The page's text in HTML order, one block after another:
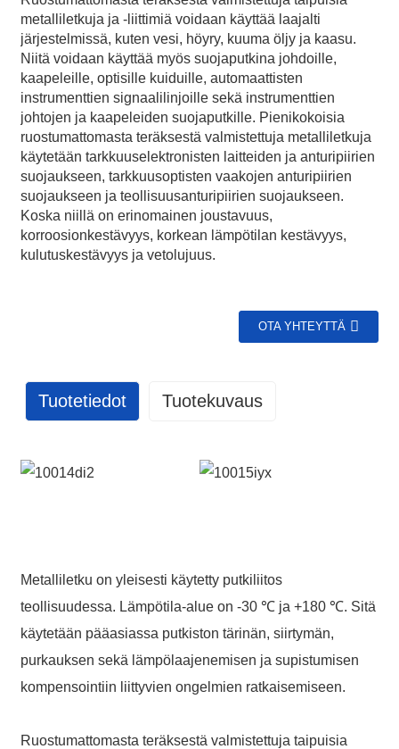
metalliletkuja ja -liittimiä voidaan käyttää laajalti
järjestelmissä, kuten vesi, höyry, kuuma öljy ja kaasu.
Niitä voidaan käyttää myös suojaputkina johdoille,
kaapeleille, optisille kuiduille, automaattisten
instrumenttien signaalilinjoille sekä instrumenttien
johtojen ja kaapeleiden suojaputkille. Pienikokoisia
ruostumattomasta teräksestä valmistettuja metalliletkuja
käytetään tarkkuuselektronisten laitteiden ja anturipiirien
suojaukseen, tarkkuusoptisten vaakojen anturipiirien
suojaukseen ja teollisuusanturipiirien suojaukseen.
Koska niillä on erinomainen joustavuus,
korroosionkestävyys, korkean lämpötilan kestävyys,
kulutuskestävyys ja vetolujuus.
OTA YHTEYTTÄ
Tuotetiedot Tuotekuvaus
Metalliletku on yleisesti käytetty putkiliitos
teollisuudessa. Lämpötila-alue on -30 ℃ ja +180 ℃. Sitä
käytetään pääasiassa putkiston tärinän, siirtymän,
purkauksen sekä lämpölaajenemisen ja supistumisen
kompensointiin liittyvien ongelmien ratkaisemiseen.
Ruostumattomasta teräksestä valmistettuja taipuisia
GET IN TOUCH WITH US
info@hesperrubber.com